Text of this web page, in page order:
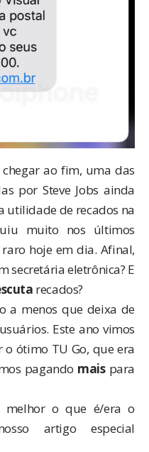
ao fim, uma das
por Steve Jobs ainda
utilidade de recados na
muito nos últimos
hoje em dia. Afinal,
secretária eletrônica? E
recados?
a menos que deixa de
Este ano vimos
o ótimo TU Go, que era
pagando maispara
melhor o que é/era o
artigo especial